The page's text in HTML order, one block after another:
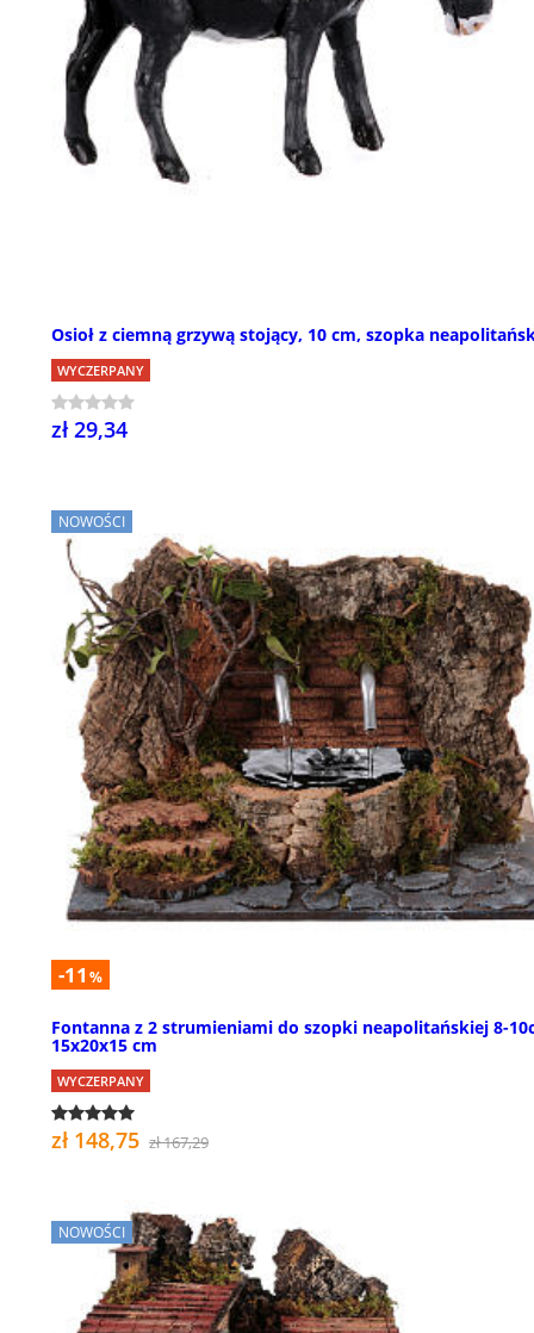
Osioł z ciemną grzywą stojący, 10 cm, szopka
WYCZERPANY
zł 29,34
NOWOŚCI
-11 %
Fontanna z 2 strumieniami do szopki neapolitańskiej 8-
15x20x15 cm
WYCZERPANY
zł 148,75 zł 167,29
NOWOŚCI